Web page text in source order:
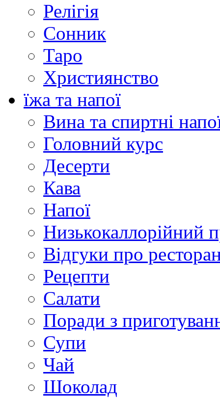
Релігія
Сонник
Таро
Християнство
їжа та напої
Вина та спиртні
Головний курс
Десерти
Кава
Напої
Низькокаллорійний
Відгуки про
Рецепти
Салати
Поради з
Супи
Чай
Шоколад